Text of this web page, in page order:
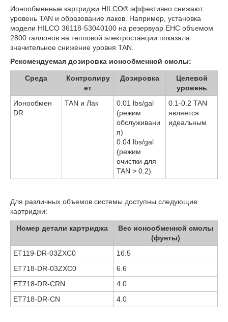
Ионообменные картриджи HILCO® эффективно снижают
уровень TAN и образование лаков. Например, установка
модели HILCO 36118-53040100 на резервуар EHC объемом
2800 галлонов на тепловой электростанции показала
значительное снижение уровня TAN.
Рекомендуемая дозировка ионообменной смолы:
Среда
Контролиру
ет
Дозировка
Целевой
уровень
Ионообмен
DR
TAN и Лак
0.01 lbs/gal
(режим
обслуживани
я)
0.04 lbs/gal
(режим
очистки для
TAN > 0.2)
0.1-0.2 TAN
является
идеальным
Для различных объемов системы доступны следующие
картриджи:
Номер детали картриджа
Вес ионообменной смолы
(фунты)
ET119-DR-03ZXC0
16.5
ET718-DR-03ZXC0
6.6
ET718-DR-CRN
4.0
ET718-DR-CN
4.0